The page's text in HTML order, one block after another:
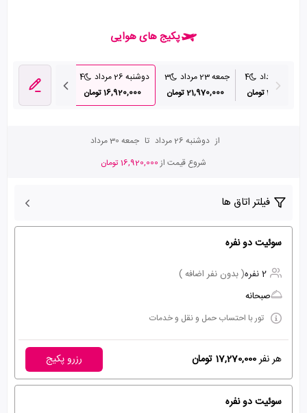
پکیج های هوایی
4
30,430,000 تومان
جمعه 23 مرداد
3
21,970,000 تومان
دوشنبه 26 مرداد
4
16,920,000 تومان
از دوشنبه 26 مرداد تا جمعه 30 مرداد
شروع قیمت از16,920,000 تومان
فیلتر اتاق ها
سوئیت دو نفره
2 نفره
( بدون نفر اضافه )
صبحانه
تور با احتساب حمل و نقل و خدمات
هر نفر17,270,000 تومان رزرو پکیج
سوئیت دو نفره